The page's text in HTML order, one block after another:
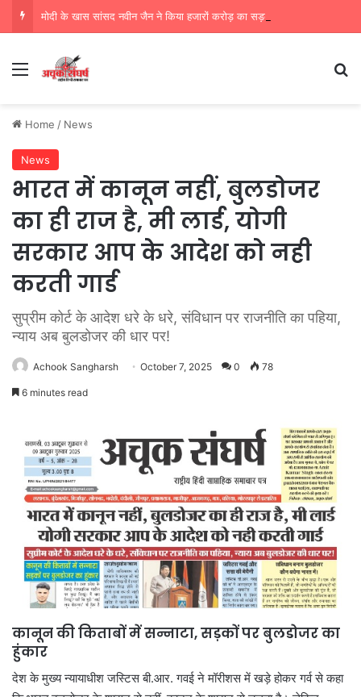
Menu
Home / News
News
भारत में कानून नहीं, बुलडोजर
का ही राज है, मी लार्ड, योगी
सरकार आप के आदेश को नही
करती गार्ड
सुप्रीम कोर्ट के आदेश धरे के धरे, संविधान पर राजनीति का पहिया,
न्याय अब बुलडोजर की धार पर!
Achook Sangharsh October 7, 2025 0 78
6 minutes read
कानून की किताबों में सन्नाटा, सड़कों पर बुलडोजर का
हुंकार
देश के मुख्य न्यायाधीश जस्टिस बी.आर. गवई ने मॉरीशस में खड़े होकर गर्व से कहा